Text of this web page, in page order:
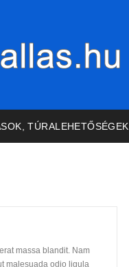
TÚRALEHETŐSÉGEK
massa blandit. Nam
malesuada odio ligula